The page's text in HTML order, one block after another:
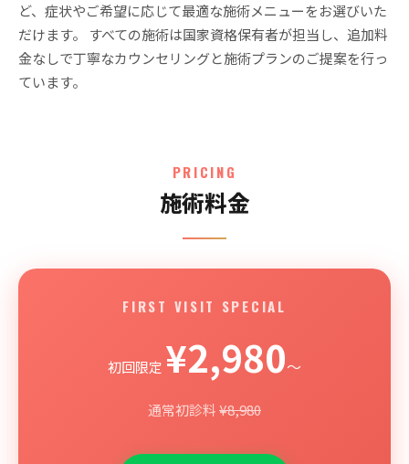
ど、症状やご希望に応じて最適な施術メニューをお選びいた
だけます。 すべての施術は国家資格保有者が担当し、追加料
金なしで丁寧なカウンセリングと施術プランのご提案を行っ
ています。
PRICING
施術料金
FIRST VISIT SPECIAL
初回限定 ¥2,980〜
通常初診料¥8,980